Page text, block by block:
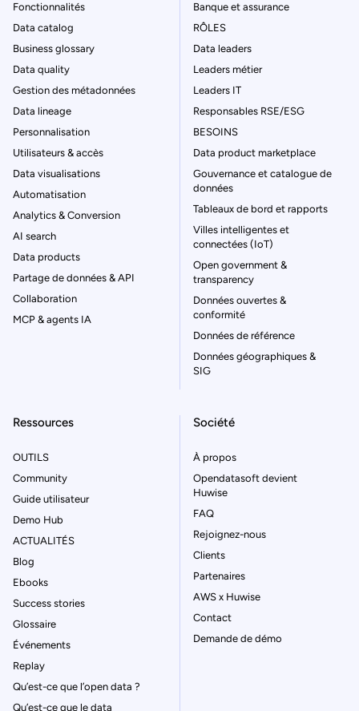
Fonctionnalités
Data catalog
Business glossary
Data quality
Gestion des métadonnées
Data lineage
Personnalisation
Utilisateurs & accès
Data visualisations
Automatisation
Analytics & Conversion
AI search
Data products
Partage de données & API
Collaboration
MCP & agents IA
Banque et assurance
RÔLES
Data leaders
Leaders métier
Leaders IT
Responsables RSE/ESG
BESOINS
Data product marketplace
Gouvernance et catalogue de
données
Tableaux de bord et rapports
Villes intelligentes et
connectées (IoT)
Open government &
transparency
Données ouvertes &
conformité
Données de référence
Données géographiques &
SIG
Ressources
OUTILS
Community
Guide utilisateur
Demo Hub
ACTUALITÉS
Blog
Ebooks
Success stories
Glossaire
Événements
Replay
Qu’est-ce que l’open data ?
Qu’est-ce que le data
Société
À propos
Opendatasoft devient
Huwise
FAQ
Rejoignez-nous
Clients
Partenaires
AWS x Huwise
Contact
Demande de démo